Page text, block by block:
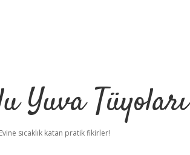
Yuva Tüyoları
Evine sıcaklık katan pratik fikirler!